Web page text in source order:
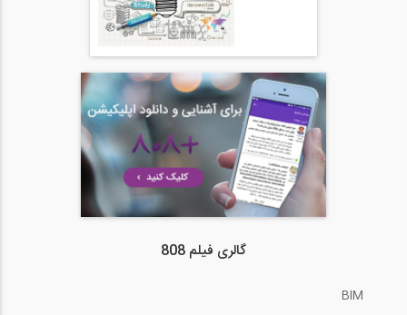
گالری فیلم 808
BIM